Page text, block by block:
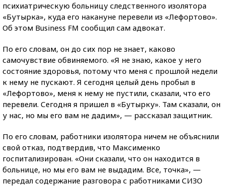
психиатрическую больницу следственного изолятора
«Бутырка», куда его накануне перевели из «Лефортово».
Об этом Business FM сообщил сам адвокат.
По его словам, он до сих пор не знает, каково
самочувствие обвиняемого. «Я не знаю, какое у него
состояние здоровья, потому что меня с прошлой недели
к нему не пускают. Я сегодня целый день пробыл в
«Лефортово», меня к нему не пустили, сказали, что его
перевели. Сегодня я пришел в «Бутырку». Там сказали, он
у нас, но мы его вам не дадим», — рассказал защитник.
По его словам, работники изолятора ничем не объяснили
свой отказ, подтвердив, что Максименко
госпитализирован. «Они сказали, что он находится в
больнице, но мы его вам не выдадим. Все, точка», —
передал содержание разговора с работниками СИЗО